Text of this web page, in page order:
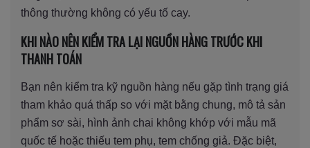
thông thường không có yếu tố cay.
KHI NÀO NÊN KIỂM TRA LẠI NGUỒN HÀNG TRƯỚC KHI
THANH TOÁN
Bạn nên kiểm tra kỹ nguồn hàng nếu gặp tình trạng giá
tham khảo quá thấp so với mặt bằng chung, mô tả sản
phẩm sơ sài, hình ảnh chai không khớp với mẫu mã
quốc tế hoặc thiếu tem phụ, tem chống giả. Đặc biệt,